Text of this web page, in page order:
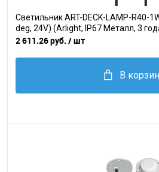
Светильник ART-DECK-LAMP-R40-
deg, 24V) (Arlight, IP67 Металл, 3
2 611.26 руб. / шт
В